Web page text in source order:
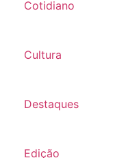
Cotidiano
Cultura
Destaques
Edição